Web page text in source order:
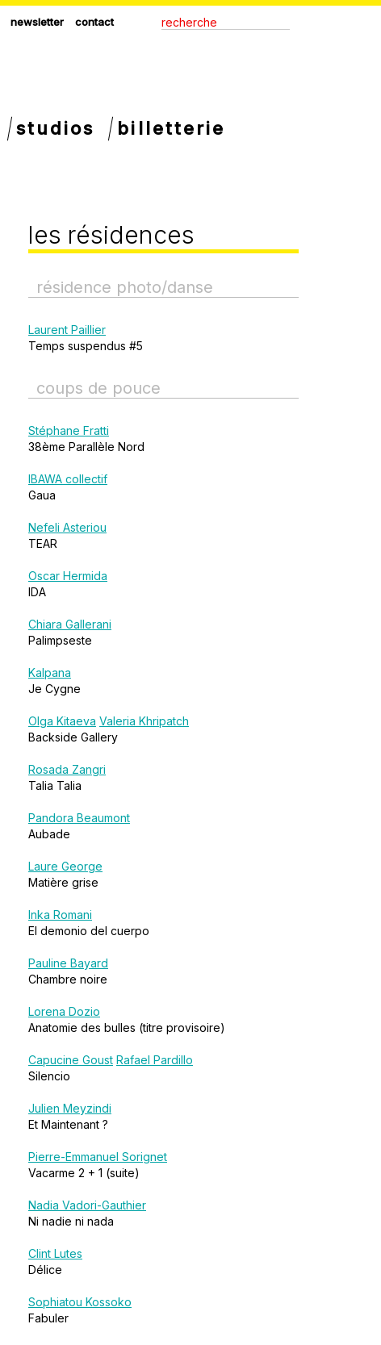
newsletter contact
studios billetterie
les résidences
résidence photo/danse
Laurent Paillier
Temps suspendus #5
coups de pouce
Stéphane Fratti
38ème Parallèle Nord
IBAWA collectif
Gaua
Nefeli Asteriou
TEAR
Oscar Hermida
IDA
Chiara Gallerani
Palimpseste
Kalpana
Je Cygne
Olga Kitaeva Valeria Khripatch
Backside Gallery
Rosada Zangri
Talia Talia
Pandora Beaumont
Aubade
Laure George
Matière grise
Inka Romani
El demonio del cuerpo
Pauline Bayard
Chambre noire
Lorena Dozio
Anatomie des bulles (titre provisoire)
Capucine Goust Rafael Pardillo
Silencio
Julien Meyzindi
Et Maintenant ?
Pierre-Emmanuel Sorignet
Vacarme 2 + 1 (suite)
Nadia Vadori-Gauthier
Ni nadie ni nada
Clint Lutes
Délice
Sophiatou Kossoko
Fabuler